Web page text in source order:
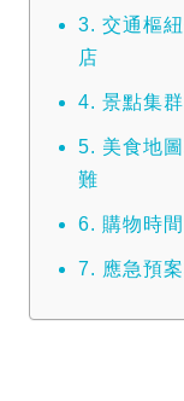
3. 交通樞
店
4. 景點集
5. 美食地
難
6. 購物時
7. 應急預